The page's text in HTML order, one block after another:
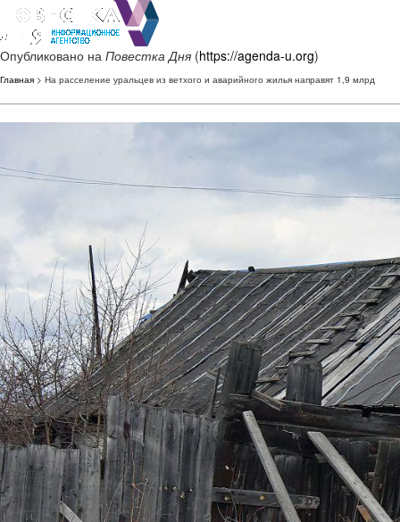
Опубликовано на Повестка Дня (https://agenda-u.org)
Главная > На расселение уральцев из ветхого и аварийного жилья направят 1,9 млрд